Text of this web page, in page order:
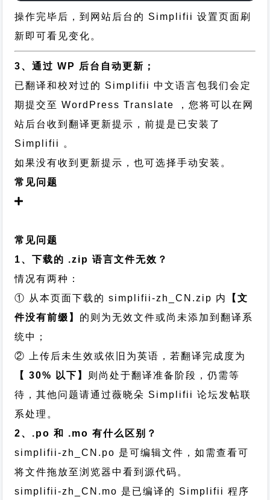
操作完毕后，到网站后台的 Simplifii 设置页面刷
新即可看见变化。
3、通过 WP 后台自动更新；
已翻译和校对过的 Simplifii 中文语言包我们会定
期提交至 WordPress Translate ，您将可以在网
站后台收到翻译更新提示，前提是已安装了
Simplifii 。
如果没有收到更新提示，也可选择手动安装。
常见问题
常见问题
1、下载的 .zip 语言文件无效？
情况有两种：
① 从本页面下载的 simplifii-zh_CN.zip 内
【文
件没有前缀】 的则为无效文件或尚未添加到翻译系
统中；
② 上传后未生效或依旧为英语，若翻译完成度为
【 30% 以下】 则尚处于翻译准备阶段，仍需等
待，其他问题请通过薇晓朵 Simplifii 论坛发帖联
系处理。
2、.po 和 .mo 有什么区别？
simplifii-zh_CN.po 是可编辑文件，如需查看可
将文件拖放至浏览器中看到源代码。
simplifii-zh_CN.mo 是已编译的 Simplifii 程序